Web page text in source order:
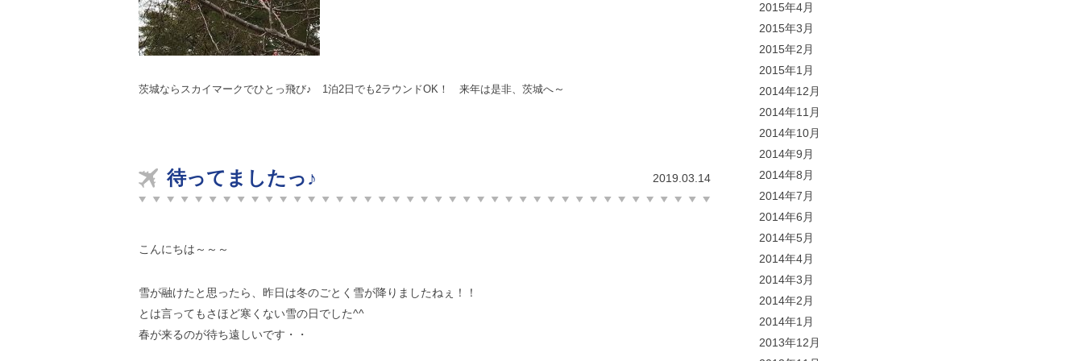
茨城ならスカイマークでひとっ飛び♪ 1泊2日でも2ラウンドOK！ 来年は是非、茨城へ ～
待ってましたっ♪ 2019.03.14
こんにちは～～～
雪が融けたと思ったら、昨日は冬のごとく雪が降りましたねぇ！！
とは言ってもさほど寒くない雪の日でした^^
春が来るのが待ち遠しいです・・
2015年4月
2015年3月
2015年2月
2015年1月
2014年12月
2014年11月
2014年10月
2014年9月
2014年8月
2014年7月
2014年6月
2014年5月
2014年4月
2014年3月
2014年2月
2014年1月
2013年12月